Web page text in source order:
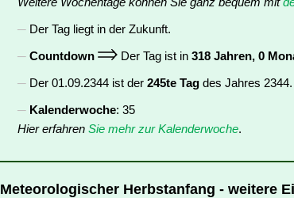
Der Tag liegt in der Zukunft.
Countdown
Der Tag ist in 318 Jahren, 0
Der 01.09.2344 ist der 245te Tag des Jahres 2344.
Kalenderwoche: 35
Hier erfahren Sie mehr zur Kalenderwoche.
Meteorologischer Herbstanfang - weitere